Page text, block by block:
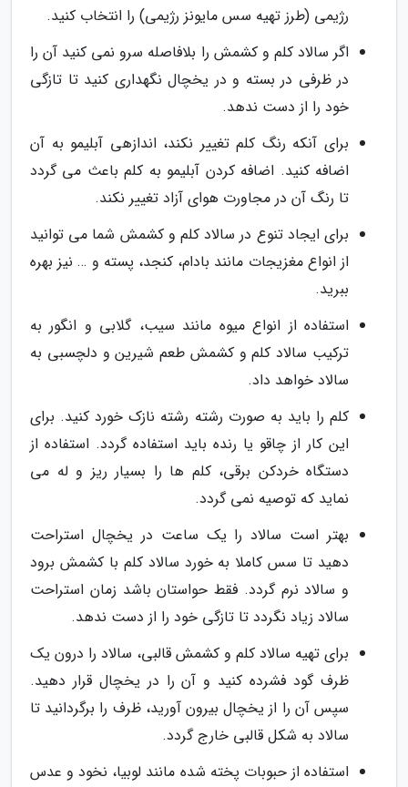
رژیمی (طرز تهیه سس مایونز رژیمی) را انتخاب کنید.
اگر سالاد کلم و کشمش را بلافاصله سرو نمی کنید آن را
در ظرفی در بسته و در یخچال نگهداری کنید تا تازگی
خود را از دست ندهد.
برای آنکه رنگ کلم تغییر نکند، اندازهی آبلیمو به آن
اضافه کنید. اضافه کردن آبلیمو به کلم باعث می گردد
تا رنگ آن در مجاورت هوای آزاد تغییر نکند.
برای ایجاد تنوع در سالاد کلم و کشمش شما می توانید
از انواع مغزیجات مانند بادام، کنجد، پسته و … نیز بهره
ببرید.
استفاده از انواع میوه مانند سیب، گلابی و انگور به
ترکیب سالاد کلم و کشمش طعم شیرین و دلچسبی به
سالاد خواهد داد.
کلم را باید به صورت رشته رشته نازک خورد کنید. برای
این کار از چاقو یا رنده باید استفاده گردد. استفاده از
دستگاه خردکن برقی، کلم ها را بسیار ریز و له می
نماید که توصیه نمی گردد.
بهتر است سالاد را یک ساعت در یخچال استراحت
دهید تا سس کاملا به خورد سالاد کلم با کشمش برود
و سالاد نرم گردد. فقط حواستان باشد زمان استراحت
سالاد زیاد نگردد تا تازگی خود را از دست ندهد.
برای تهیه سالاد کلم و کشمش قالبی، سالاد را درون یک
ظرف گود فشرده کنید و آن را در یخچال قرار دهید.
سپس آن را از یخچال بیرون آورید، ظرف را برگردانید تا
سالاد به شکل قالبی خارج گردد.
استفاده از حبوبات پخته شده مانند لوبیا، نخود و عدس